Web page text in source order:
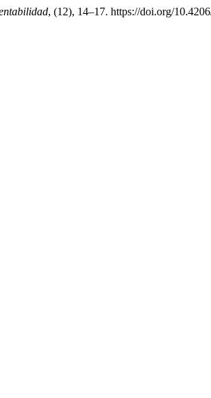
, (12), 14–17. https://doi.org/